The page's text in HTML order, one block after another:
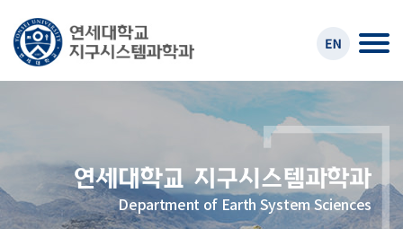
Department of Earth System Sciences